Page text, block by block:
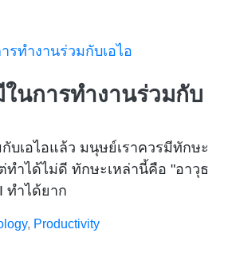
นการทำงานร่วมกับ
บเอไอแล้ว มนุษย์เราควรมีทักษะ
ทำได้ไม่ดี ทักษะเหล่านี้คือ "อาวุธ
ทำได้ยาก
, Productivity